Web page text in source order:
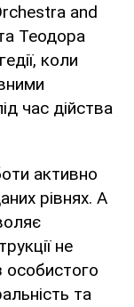
and
Теодора
коли
час дійства
активно
рівнях. А
не
особистого
та